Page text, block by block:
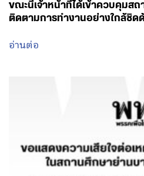
ขณะนี้เจ้าหน้าที่ได้เข้าควบคุมส
ติดตามการทำงานอย่างใกล้ชิด
อ่านต่อ